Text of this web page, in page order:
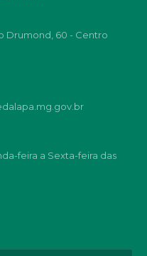
Drumond, 60 - Centro
feira a Sexta-feira das